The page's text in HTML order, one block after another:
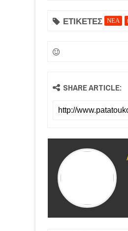
ΕΤΙΚΕΤΕΣ ΝΕΑ
SHARE ARTICLE: